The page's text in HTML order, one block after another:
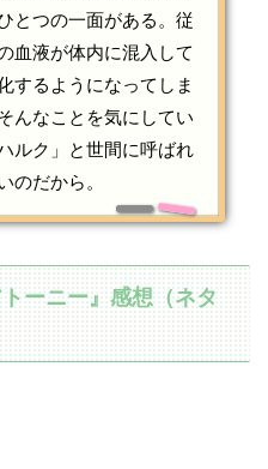
とつの一面がある。従
血液が体内に混入して
するようになってしま
んなことを気にしてい
ルク」と世間に呼ばれ
のだから。
ーニー』感想（ネタ